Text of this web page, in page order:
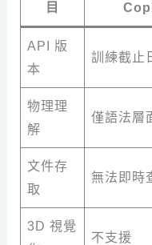
目
API 版
本
訓練截止
物理理
解
僅語法層
文件存
取
無法即時
3D 視覺
不支援